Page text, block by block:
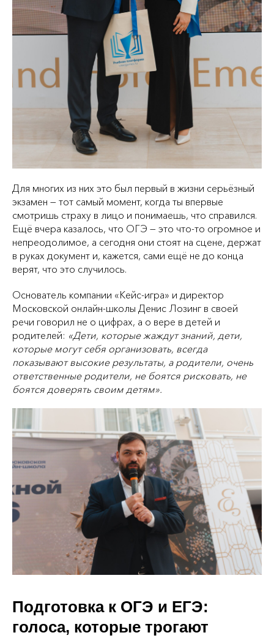
Для многих из них это был первый в жизни серьёзный
экзамен — тот самый момент, когда ты впервые
смотришь страху в лицо и понимаешь, что справился.
Ещё вчера казалось, что ОГЭ — это что‑то огромное и
непреодолимое, а сегодня они стоят на сцене, держат
в руках документ и, кажется, сами ещё не до конца
верят, что это случилось.
Основатель компании «Кейс‑игра» и директор
Московской онлайн-школы Денис Лозинг в своей
речи говорил не о цифрах, а о вере в детей и
родителей: «Дети, которые жаждут знаний, дети,
которые могут себя организовать, всегда
показывают высокие результаты, а родители, очень
ответственные родители, не боятся рисковать, не
боятся доверять своим детям».
Подготовка к ОГЭ и ЕГЭ:
голоса, которые трогают